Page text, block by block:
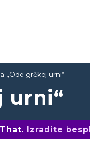
„Ode grčkoj urni“
urni“
Izradite